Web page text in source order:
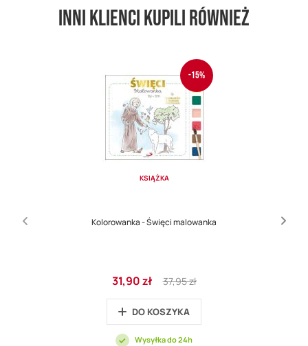
Inni klienci kupili również
-15%
KSIĄŻKA
Kolorowanka - Święci malowanka
Cena
promocyjna
31,90 zł
Regular
Price
37,95 zł
DO KOSZYKA
Wysyłka do 24h